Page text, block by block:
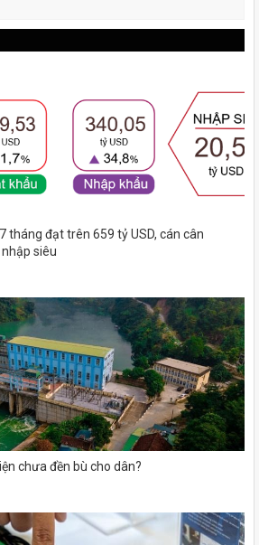
tháng đạt trên 659 tỷ USD, cán cân
siêu
chưa đền bù cho dân?